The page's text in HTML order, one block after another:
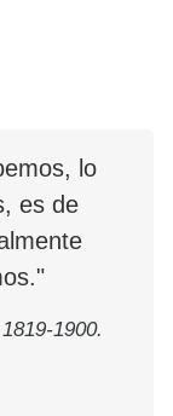
lo
es de
1819-1900.